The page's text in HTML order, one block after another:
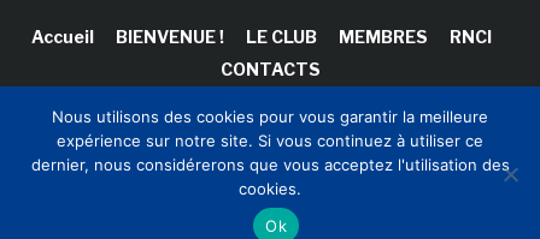
Accueil BIENVENUE ! LE CLUB MEMBRES
RNCI
CONTACTS
Copyright © 2026 Club Innovation & Culture CLIC France /
Sinapses Conseils
Nous utilisons des cookies pour vous garantir la meilleure
expérience sur notre site. Si vous continuez à utiliser ce
dernier, nous considérerons que vous acceptez l'utilisation des
cookies.
Ok